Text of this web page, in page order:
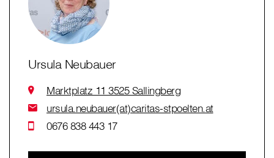
Ursula Neubauer
Marktplatz 11 3525 Sallingberg
ursula.neubauer(at)caritas-stpoelten.at
0676 838 443 17